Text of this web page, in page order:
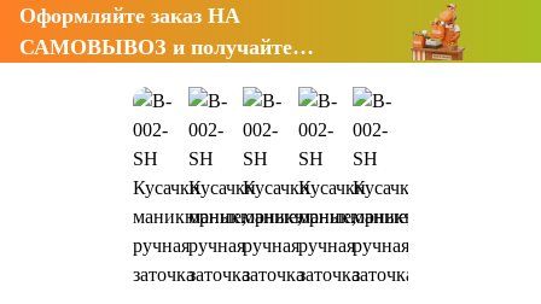
Оформляйте заказ НА
САМОВЫВОЗ и получайте